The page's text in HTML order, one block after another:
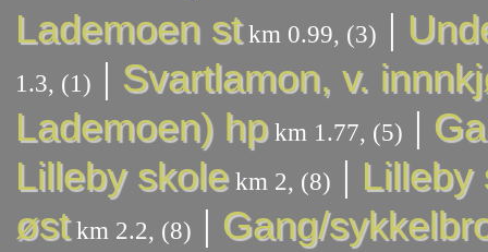
Lademoen stkm 0.99, (3) |
1.3, (1) | Svartlamon, v.
Lademoen) hpkm 1.77, (5) |
Lilleby skolekm 2, (8) | Lilleby
østkm 2.2, (8) | Gang/